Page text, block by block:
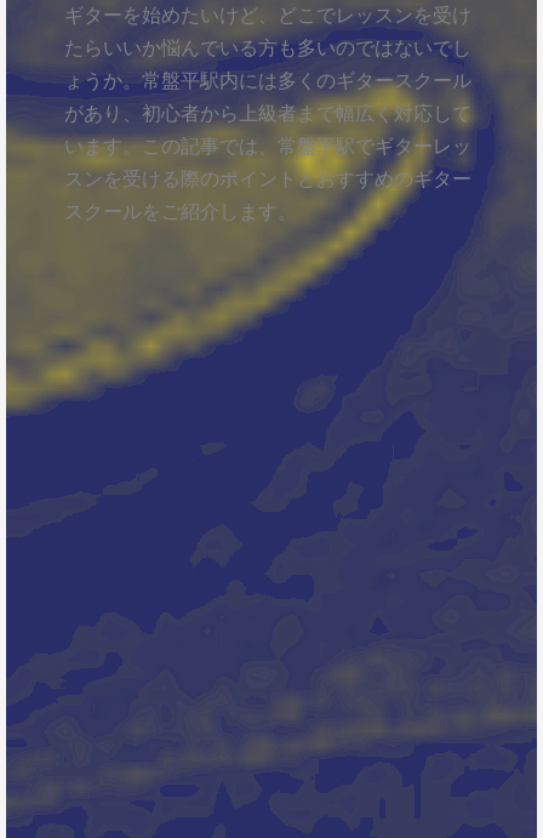
ギターを始めたいけど、どこでレッスンを受け
たらいいか悩んでいる方も多いのではないでし
ょうか。常盤平駅内には多くのギタースクール
があり、初心者から上級者まで幅広く対応して
います。この記事では、常盤平駅でギターレッ
スンを受ける際のポイントとおすすめのギター
スクールをご紹介します。